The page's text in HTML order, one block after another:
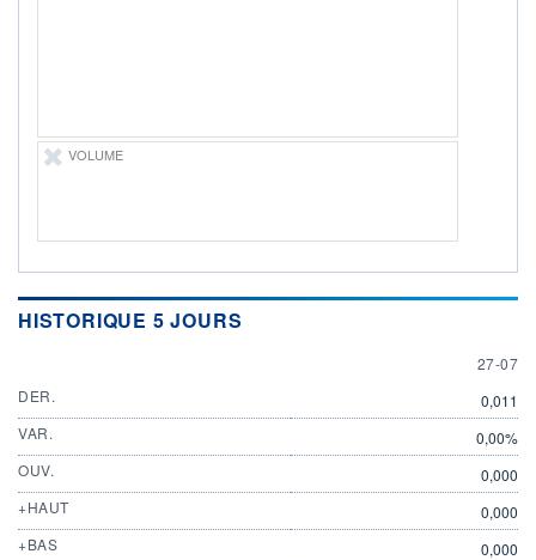
VOLUME
HISTORIQUE 5 JOURS
27 JULY
27-07
DER.
0,011
VAR.
0,00%
OUV.
0,000
+HAUT
0,000
+BAS
0,000